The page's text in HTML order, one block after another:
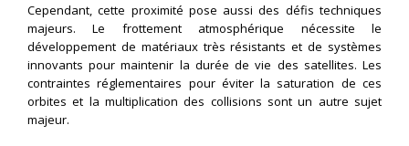
Cependant, cette proximité pose aussi des défis techniques
majeurs. Le frottement atmosphérique nécessite le
développement de matériaux très résistants et de systèmes
innovants pour maintenir la durée de vie des satellites. Les
contraintes réglementaires pour éviter la saturation de ces
orbites et la multiplication des collisions sont un autre sujet
majeur.